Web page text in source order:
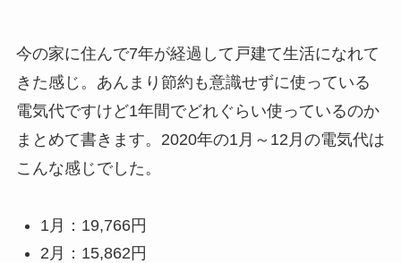
今の家に住んで7年が経過して戸建て生活になれて
きた感じ。あんまり節約も意識せずに使っている
電気代ですけど1年間でどれぐらい使っているのか
まとめて書きます。2020年の1月～12月の電気代は
こんな感じでした。
1月：19,766円
2月：15,862円